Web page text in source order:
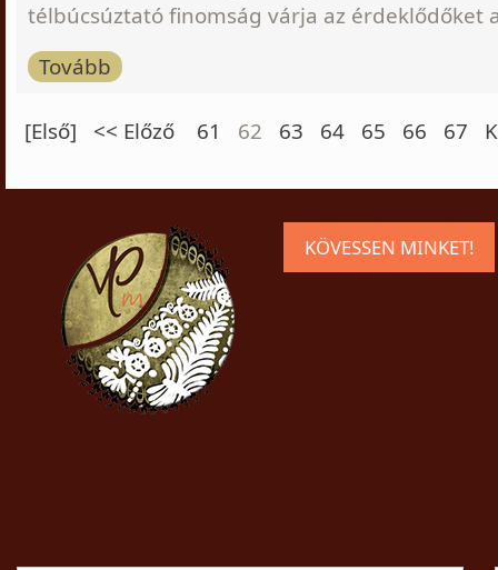
télbúcsúztató finomság várja az érdeklődőket
Tovább
[Első] << Előző 61 62 63 64 65 66 67
KÖVESSEN MINKET!